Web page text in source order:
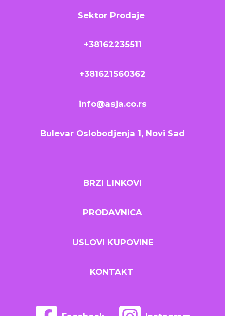
Sektor Prodaje
+38162235511
+381621560362
info@asja.co.rs
Bulevar Oslobodjenja 1, Novi Sad
BRZI LINKOVI
PRODAVNICA
USLOVI KUPOVINE
KONTAKT